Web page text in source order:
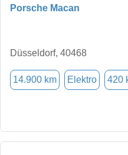
Porsche Macan
Düsseldorf, 40468
14.900 km Elektro 420